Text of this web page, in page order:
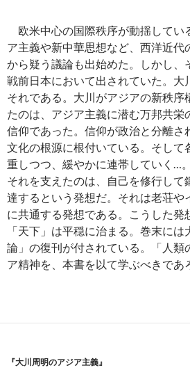
欧米中心の国際秩序が動揺してい
ア主義や新中華思想など、西洋近代
から疑う議論も出始めた。しかし、
戦前日本において出されていた。大
それである。大川がアジアの新秩序
たのは、アジア主義に潜む万邦共栄
信仰であった。信仰が政治と分離さ
文化の根源に根付いている。そして
重しつつ、緩やかに連帯していく…
それを支えたのは、自己を修行して
達するという発想だ。それは老荘や
に共通する発想である。こうした発
「天下」は平穏に治まる。巻末に
論」の復刊が付されている。「人類
ア精神を、本書を以て学ぶべきであ
『大川周明のアジア主義』